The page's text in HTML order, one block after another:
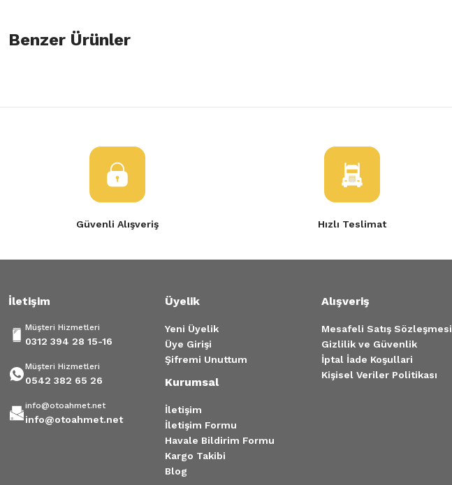
öneri formunu kullanarak tarafımıza iletebilirsiniz.
Ürün açıklamasında eksik bilgiler bulunuyor.
Ürün fiyatı diğer sitelerden daha pahalı.
Bu ürüne benzer farklı alternatifler olmalı.
Benzer Ürünler
Güvenli Alışveriş Hızlı Teslimat
İletişim
Müşteri Hizmetleri
0312 394 28 15-16
Müşteri Hizmetleri
0542 382 65 26
info@otoahmet.net
info@otoahmet.net
Üyelik
Yeni Üyelik
Üye Girişi
Şifremi Unuttum
Kurumsal
İletişim
İletişim Formu
Havale Bildirim Formu
Kargo Takibi
Blog
Alışveriş
Mesafeli Satış Sözleşmesi
Gizlilik ve Güvenlik
İptal İade Koşullari
Kişisel Veriler Politikası